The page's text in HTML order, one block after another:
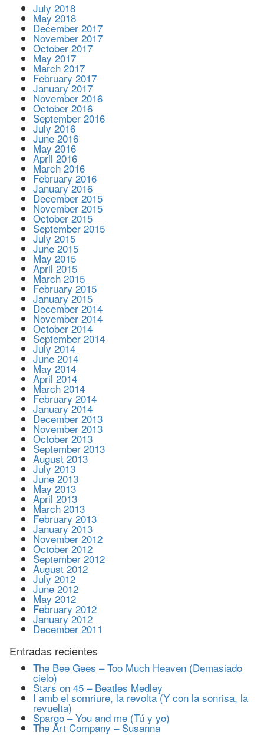
July 2018
May 2018
December 2017
November 2017
October 2017
May 2017
March 2017
February 2017
January 2017
November 2016
October 2016
September 2016
July 2016
June 2016
May 2016
April 2016
March 2016
February 2016
January 2016
December 2015
November 2015
October 2015
September 2015
July 2015
June 2015
May 2015
April 2015
March 2015
February 2015
January 2015
December 2014
November 2014
October 2014
September 2014
July 2014
June 2014
May 2014
April 2014
March 2014
February 2014
January 2014
December 2013
November 2013
October 2013
September 2013
August 2013
July 2013
June 2013
May 2013
April 2013
March 2013
February 2013
January 2013
November 2012
October 2012
September 2012
August 2012
July 2012
June 2012
May 2012
February 2012
January 2012
December 2011
Entradas recientes
The Bee Gees – Too Much Heaven (Demasiado
cielo)
Stars on 45 – Beatles Medley
I amb el somriure, la revolta (Y con la sonrisa, la
revuelta)
Spargo – You and me (Tú y yo)
The Art Company – Susanna